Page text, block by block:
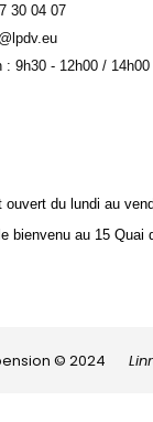
30 04 07
: 9h30 - 12h00 /
ouvert du lundi au
bienvenu au 15 Quai
© 2024